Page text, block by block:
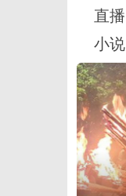
直播
小说
图集